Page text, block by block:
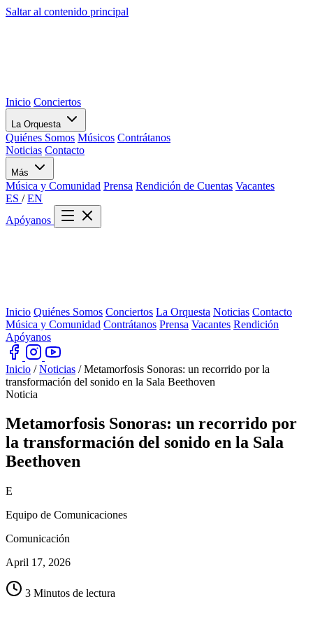
Saltar al contenido principal
Inicio Conciertos
La Orquesta
Quiénes Somos Músicos Contrátanos
Noticias Contacto
Más
Música y Comunidad Prensa Rendición de Cuentas Vacantes
ES / EN
Apóyanos
Inicio Quiénes Somos Conciertos La Orquesta Noticias Contacto
Música y Comunidad Contrátanos Prensa Vacantes Rendición
Apóyanos
Inicio / Noticias / Metamorfosis Sonoras: un recorrido por la
transformación del sonido en la Sala Beethoven
Noticia
Metamorfosis Sonoras: un recorrido por
la transformación del sonido en la Sala
Beethoven
E
Equipo de Comunicaciones
Comunicación
April 17, 2026
3 Minutos de lectura